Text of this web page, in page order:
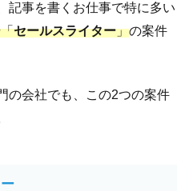
記事を書くお仕事で特に多い
セールスライター」の案件
の会社でも、この2つの案件